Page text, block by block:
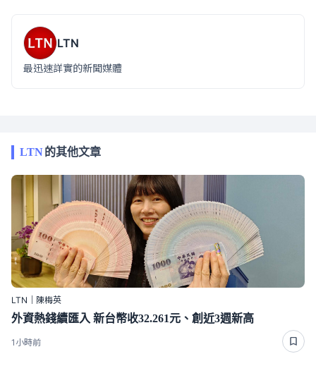
LTN
最迅速詳實的新聞媒體
LTN的其他文章
LTN｜陳梅英
外資熱錢續匯入 新台幣收32.261元、創近3週新高
1小時前